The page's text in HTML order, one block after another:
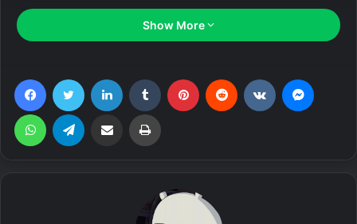
7-Zip hỗ trợ nhiều tính năng có thể không có trong các
Related Articles
AutoPlay Menu Builder Unlocked – Tạo
GiliSoft Secure Disc Creator Unlocked
Show More
FacebookTwitter LinkedIn Tumblr Pinterest Reddit VKontakte
WhatsAppTelegram Share via Email Print